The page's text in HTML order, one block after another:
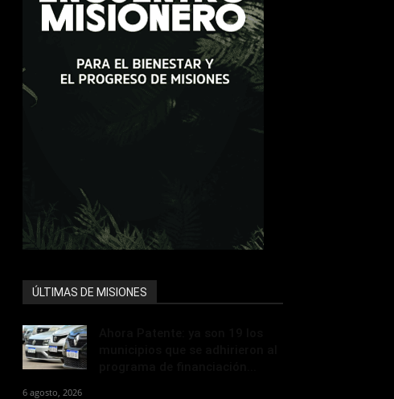
ÚLTIMAS DE MISIONES
6 agosto, 2026